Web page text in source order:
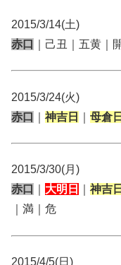
2015/3/14(土)
赤口
｜己丑｜五黄｜
2015/3/24(火)
赤口
神吉日 母倉日
2015/3/30(月)
赤口
大明日 神吉日
｜満｜危
2015/4/5(日)